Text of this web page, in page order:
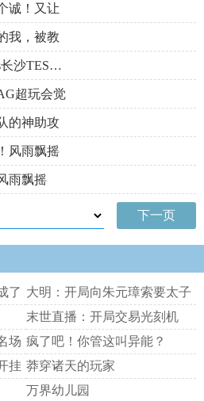
诚！又让
我，被教
沙TES…
超玩会觉
的神助攻
风雨飘摇
雨飘摇
下一页
了 大明：开局向朱元璋索要太子
之位
末世直播：开局交易光刻机
场 疯了吧！你管这叫异能？
挂 莽穿诸天的玩家
万界幼儿园